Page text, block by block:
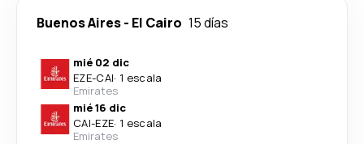
Buenos Aires- El Cairo 15 días
mié 02 dic
EZE-CAI· 1 escala
Emirates
mié 16 dic
CAI-EZE· 1 escala
Emirates